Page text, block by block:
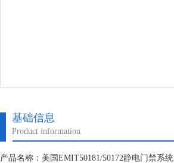
基础信息
Product information
产品名称：美国EMIT50181/50172静电门禁系统